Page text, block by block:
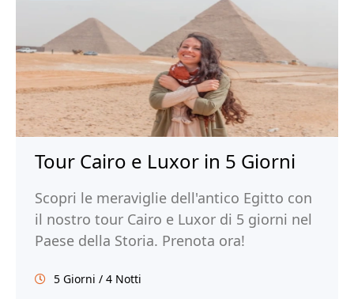
Tour Cairo e Luxor in 5 Giorni
Scopri le meraviglie dell'antico Egitto con
il nostro tour Cairo e Luxor di 5 giorni nel
Paese della Storia. Prenota ora!
5 Giorni / 4 Notti